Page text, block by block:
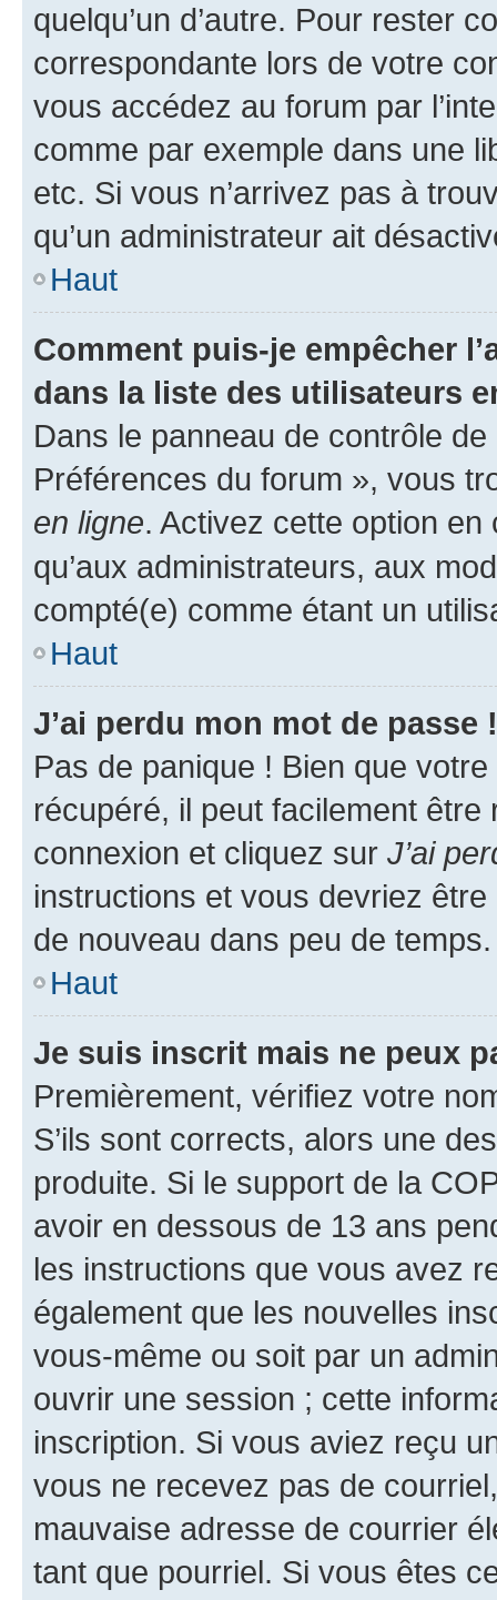
quelqu’un d’autre. Pour rester
correspondante lors de votre
vous accédez au forum par
comme par exemple dans une
etc. Si vous n’arrivez pas à
qu’un administrateur ait
Haut
Comment puis-je empêcher
dans la liste des utilisateurs
Dans le panneau de contrôle
Préférences du forum », vous
en ligne. Activez cette option
qu’aux administrateurs, aux
compté(e) comme étant un
Haut
J’ai perdu mon mot de passe !
Pas de panique ! Bien que
récupéré, il peut facilement
connexion et cliquez sur J’ai
instructions et vous devriez
de nouveau dans peu de temps.
Haut
Je suis inscrit mais ne peux
Premièrement, vérifiez votre
S’ils sont corrects, alors une
produite. Si le support de la
avoir en dessous de 13 ans
les instructions que vous avez
également que les nouvelles
vous-même ou soit par un
ouvrir une session ; cette
inscription. Si vous aviez reçu
vous ne recevez pas de
mauvaise adresse de courrier
tant que pourriel. Si vous êtes